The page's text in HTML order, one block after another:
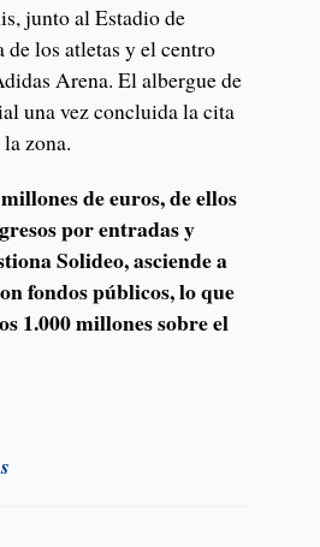
junto al Estadio de
los atletas y el centro
Arena. El albergue de
una vez concluida la cita
zona.
de euros, de ellos
por entradas y
Solideo, asciende a
fondos públicos, lo que
1.000 millones sobre el